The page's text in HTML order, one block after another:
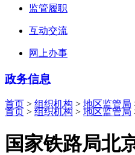
监管履职
互动交流
网上办事
政务信息
首页 > 组织机构 > 地区监管局
首页 > 组织机构 > 地区监管局
国家铁路局北